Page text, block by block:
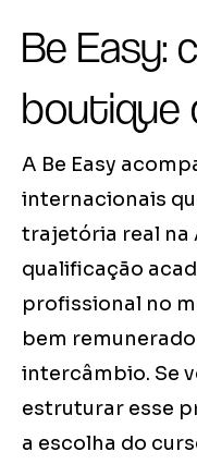
Be Easy:
boutique
A Be Easy
internacionais
trajetória real na
qualificação
profissional no
bem
intercâmbio. Se
estruturar esse
a escolha do